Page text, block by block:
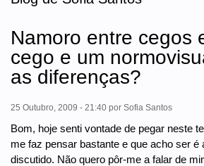
Namoro entre cegos
cego e um
as diferenças?
25 Outubro, 2009 - 21:40 por Sofia Santos
Bom, hoje senti vontade de pegar neste
me faz pensar bastante e que acho ser é
discutido. Não quero pôr-me a falar de